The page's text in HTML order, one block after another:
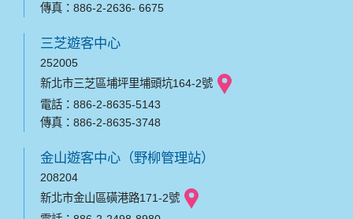
傳真：886-2-2636- 6675
三芝遊客中心
252005
新北市三芝區埔坪里埔頭坑164-2號
電話：886-2-8635-5143
傳真：886-2-8635-3748
金山遊客中心（野柳管理站）
208204
新北市金山區磺港路171-2號